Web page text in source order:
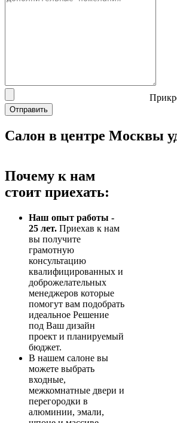
Отправить
Салон в центре Москвы
Почему к нам
стоит приехать:
Наш опыт работы -
25 лет. Приехав к нам
вы получите
грамотную
консультацию
квалифицированных и
доброжелательных
менеджеров которые
помогут вам подобрать
идеальное Решение
под Ваш дизайн
проект и планируемый
бюджет.
В нашем салоне вы
можете выбрать
входные,
межкомнатные двери и
перегородки в
алюминии, эмали,